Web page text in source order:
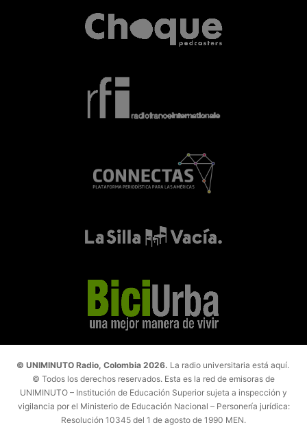
© UNIMINUTO Radio, Colombia 2026. La radio universitaria está aquí.
© Todos los derechos reservados. Esta es la red de emisoras de
UNIMINUTO – Institución de Educación Superior sujeta a inspección y
vigilancia por el Ministerio de Educación Nacional – Personería jurídica:
Resolución 10345 del 1 de agosto de 1990 MEN.